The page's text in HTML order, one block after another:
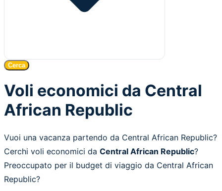
Cerca
Voli economici da Central
African Republic
Vuoi una vacanza partendo da Central African Republic?
Cerchi voli economici da Central African Republic?
Preoccupato per il budget di viaggio da Central African
Republic?